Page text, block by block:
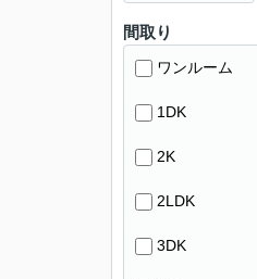
間取り
ワンルーム
1DK
2K
2LDK
3DK